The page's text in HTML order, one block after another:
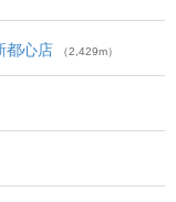
都心店 （2,429m）